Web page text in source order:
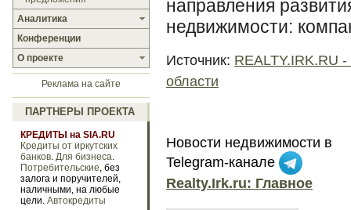
Аналитика
Конференции
О проекте
Реклама на сайте
ПАРТНЕРЫ ПРОЕКТА
КРЕДИТЫ на SIA.RU
Кредиты от иркутских
банков. Для бизнеса.
Потребительские, без
залога и поручителей,
наличными, на любые
цели. Автокредиты
направления
недвижимости:
Источник: REALTY.IRK.RU
области
Новости недвижимости в
Telegram-канале
Realty.Irk.ru: Главное